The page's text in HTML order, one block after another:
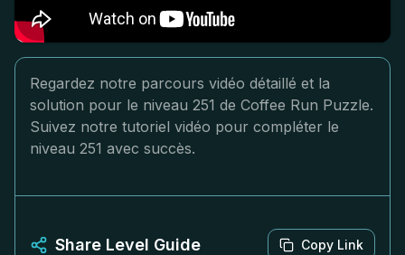
Regardez notre parcours vidéo détaillé et la
solution pour le niveau 251 de Coffee Run Puzzle.
Suivez notre tutoriel vidéo pour compléter le
niveau 251 avec succès.
Share Level Guide Copy Link